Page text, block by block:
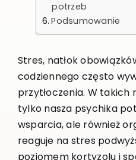
potrzeb
Podsumowanie
Stres, natłok
codziennego często
przytłoczenia. W
tylko nasza psychika
wsparcia, ale również
reaguje na stres
poziomem kortyzolu i